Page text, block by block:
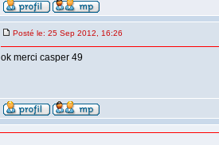
Posté le: 25 Sep 2012, 16:26
ok merci casper 49